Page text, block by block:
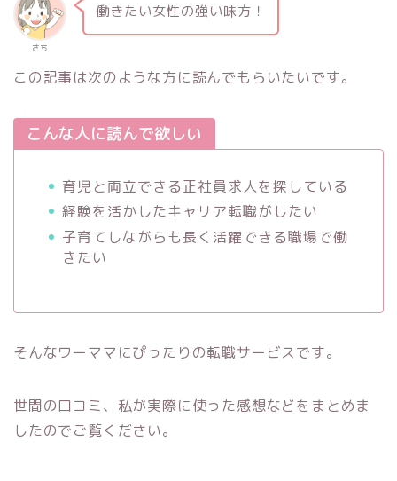
さち
働きたい女性の強い味方！
この記事は次のような方に読んでもらいたいです。
こんな人に読んで欲しい
育児と両立できる正社員求人を探している
経験を活かしたキャリア転職がしたい
子育てしながらも長く活躍できる職場で働
きたい
そんなワーママにぴったりの転職サービスです。
世間の口コミ、私が実際に使った感想などをまとめま
したのでご覧ください。